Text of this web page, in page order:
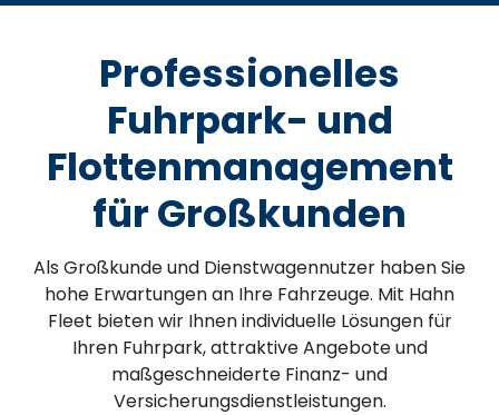
Professionelles
Fuhrpark- und
Flottenmanagement
für Großkunden
Als Großkunde und Dienstwagennutzer haben Sie
hohe Erwartungen an Ihre Fahrzeuge. Mit Hahn
Fleet bieten wir Ihnen individuelle Lösungen für
Ihren Fuhrpark, attraktive Angebote und
maßgeschneiderte Finanz- und
Versicherungsdienstleistungen.